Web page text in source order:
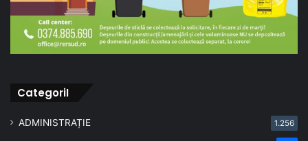
CategoriI
ADMINISTRAȚIE 1.256